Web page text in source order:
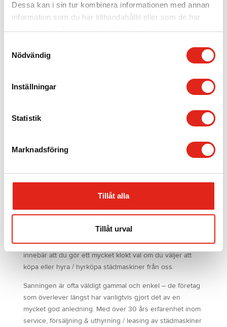
Dessa kan i sin tur kombinera informationen med annan
information som du har tillhandahållit eller som de har
Nödvändig
Inställningar
Statistik
Marknadsföring
Tillåt alla
Tillåt urval
Mer info »
TS062 – Rondellhållare
Vi tillhandahåller allt från högkvalitativa
mattvårdsmaskiner, sopmaskiner och skurmaskiner till
grovdammsugare / industridammsugare, polermaskiner
(golvpoleringsmaskiner), moppmopeder,
kombination med att vi även erbjuder 5-års
produktgaranti och rikstäckande eftermarknadsservice
innebär att du gör ett mycket klokt val om du väljer att
köpa eller hyra / hyrköpa städmaskiner från oss.
Sanningen är ofta väldigt gammal och enkel – de företag
som överlever längst har vanligtvis gjort det av en
mycket god anledning. Med över 30 års erfarenhet inom
service, försäljning & uthyrning / leasing av städmaskiner